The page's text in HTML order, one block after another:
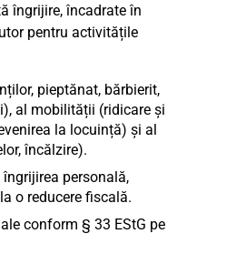
îngrijire, încadrate în
pentru activitățile
pieptănat, bărbierit,
al mobilității (ridicare și
la locuință) și al
încălzire).
personală,
o reducere fiscală.
conform § 33 EStG pe